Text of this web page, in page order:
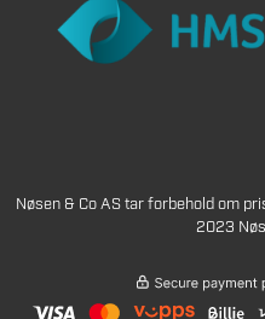
Nøsen & Co AS tar forbehold om
2023